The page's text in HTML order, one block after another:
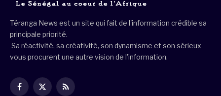
Téranga News est un site qui fait de l'information crédible sa
principale priorité.
Sa réactivité, sa créativité, son dynamisme et son sérieux
vous procurent une autre vision de l'information.
Facebook
X
RSS